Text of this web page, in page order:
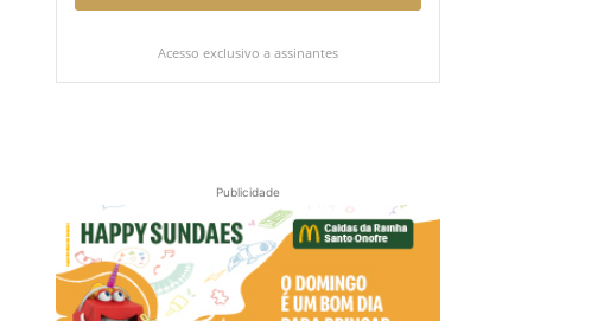
Acesso exclusivo a assinantes
Publicidade